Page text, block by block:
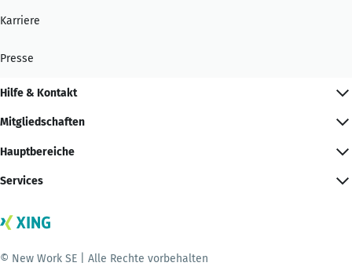
Karriere
Presse
Hilfe & Kontakt
Mitgliedschaften
Hauptbereiche
Services
© New Work SE | Alle Rechte vorbehalten